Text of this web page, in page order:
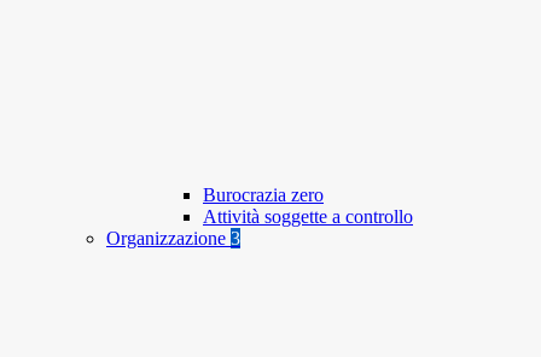
Burocrazia zero
Attività soggette a controllo
Organizzazione 3